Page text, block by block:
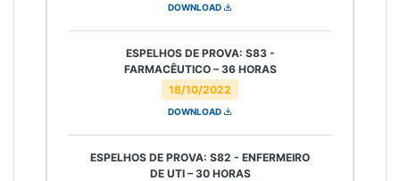
DOWNLOAD
18/10/2022
ESPELHOS DE PROVA: S83 -
FARMACÊUTICO – 36 HORAS
DOWNLOAD
ESPELHOS DE PROVA: S82 - ENFERMEIRO
DE UTI – 30 HORAS